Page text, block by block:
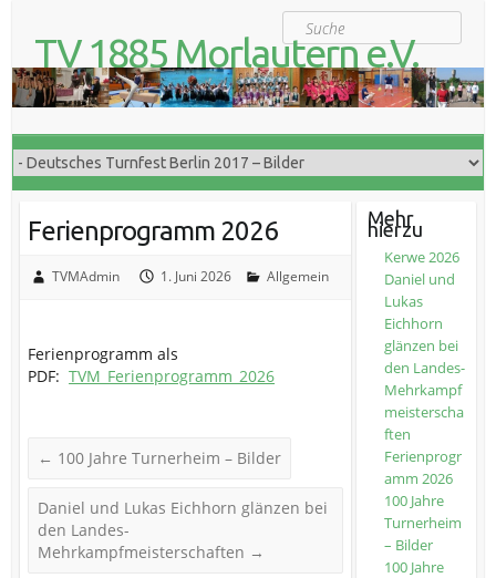
Suche
TV 1885 Morlautern e.V.
Der Turnverein für Jung und Alt
Ferienprogramm 2026
TVMAdmin 1. Juni 2026 Allgemein
Ferienprogramm als
PDF:TVM_Ferienprogramm_2026
← 100 Jahre Turnerheim – Bilder
Daniel und Lukas Eichhorn glänzen bei
den Landes-
Mehrkampfmeisterschaften →
Mehr
hierzu
Kerwe 2026
Daniel und
Lukas
Eichhorn
glänzen bei
den Landes-
Mehrkampf
meisterscha
ften
Ferienprogr
amm 2026
100 Jahre
Turnerheim
– Bilder
100 Jahre